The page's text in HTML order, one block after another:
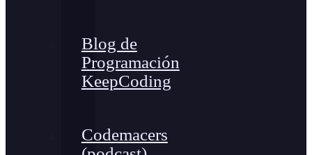
Blog de
Programación
KeepCoding
Codemacers